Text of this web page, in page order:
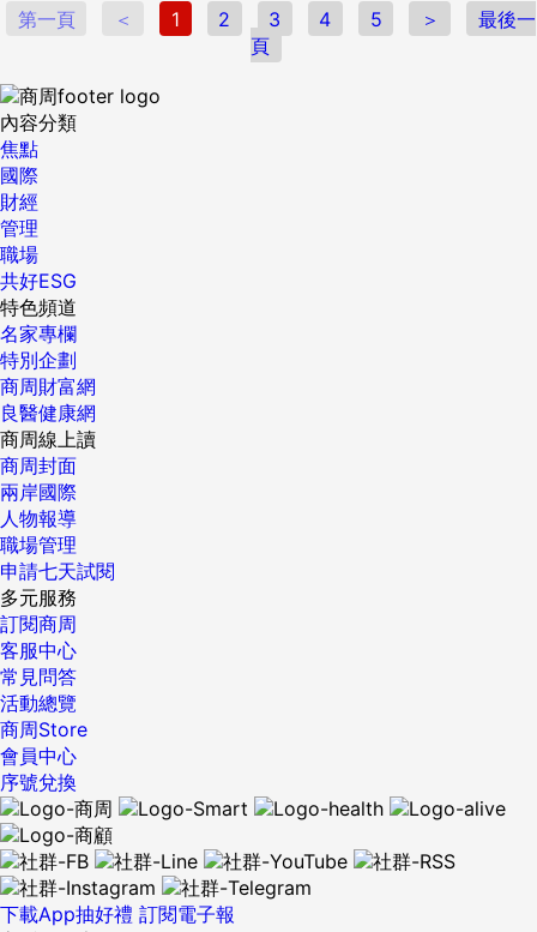
第一頁 ＜ 1 2 3 4 5 ＞
最後一
頁
內容分類
焦點
國際
財經
管理
職場
共好ESG
特色頻道
名家專欄
特別企劃
商周財富網
良醫健康網
商周線上讀
商周封面
兩岸國際
人物報導
職場管理
申請七天試閱
多元服務
訂閱商周
客服中心
常見問答
活動總覽
商周Store
會員中心
序號兌換
下載App抽好禮 訂閱電子報